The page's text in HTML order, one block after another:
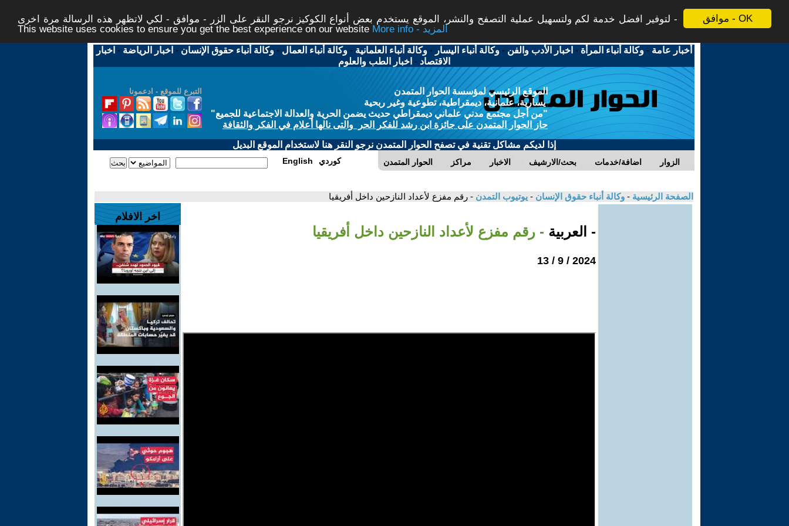
موافق - OK
لتوفير افضل خدمة لكم ولتسهيل عملية التصفح والنشر، الموقع يستخدم بعض أنواع الكوكيز نرجو النقر على الزر - موافق - لكي لاتظهر هذه الرسالة مرة اخرى -
This website uses cookies to ensure you get the best experience on our website
More info - المزيد
أخبار عامة -وكالة أنباء المرأة - اخبار الأدب والفن -وكالة أنباء اليسار -وكالة أنباء العلمانية -وكالة أنباء العمال -وكالة أنباء حقوق الإنسان - اخبار الرياضة - اخبار
الاقتصاد - اخبار الطب والعلوم
التبرع للموقع - ادعمونا
الموقع الرئيسي لمؤسسة الحوار المتمدن
يسارية، علمانية، ديمقراطية، تطوعية وغير ربحية
"من أجل مجتمع مدني علماني ديمقراطي حديث يضمن الحرية والعدالة الاجتماعية للجميع"
حاز الحوار المتمدن على جائزة ابن رشد للفكر الحر والتى نالها أعلام في الفكر والثقافة
إذا لديكم مشاكل تقنية في تصفح الحوار المتمدن نرجو النقر هنا لاستخدام الموقع البديل
الحوار المتمدن مراكز الاخبار بحث/الارشيف اضافة/خدمات الزوار English كوردي
الصفحة الرئيسية - وكالة أنباء حقوق الإنسان - يوتيوب التمدن - رقم مفزع لأعداد النازحين داخل أفريقيا
- العربية - رقم مفزع لأعداد النازحين داخل أفريقيا
2024 / 9 / 13
اخر الافلام